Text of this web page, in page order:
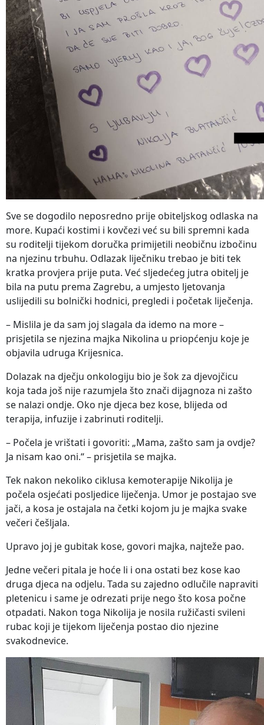
Sve se dogodilo neposredno prije obiteljskog odlaska na
more. Kupaći kostimi i kovčezi već su bili spremni kada
su roditelji tijekom doručka primijetili neobičnu izbočinu
na njezinu trbuhu. Odlazak liječniku trebao je biti tek
kratka provjera prije puta. Već sljedećeg jutra obitelj je
bila na putu prema Zagrebu, a umjesto ljetovanja
uslijedili su bolnički hodnici, pregledi i početak liječenja.
– Mislila je da sam joj slagala da idemo na more –
prisjetila se njezina majka Nikolina u priopćenju koje je
objavila udruga Krijesnica.
Dolazak na dječju onkologiju bio je šok za djevojčicu
koja tada još nije razumjela što znači dijagnoza ni zašto
se nalazi ondje. Oko nje djeca bez kose, blijeda od
terapija, infuzije i zabrinuti roditelji.
– Počela je vrištati i govoriti: „Mama, zašto sam ja ovdje?
Ja nisam kao oni.“ – prisjetila se majka.
Tek nakon nekoliko ciklusa kemoterapije Nikolija je
počela osjećati posljedice liječenja. Umor je postajao sve
jači, a kosa je ostajala na četki kojom ju je majka svake
večeri češljala.
Upravo joj je gubitak kose, govori majka, najteže pao.
Jedne večeri pitala je hoće li i ona ostati bez kose kao
druga djeca na odjelu. Tada su zajedno odlučile napraviti
pletenicu i same je odrezati prije nego što kosa počne
otpadati. Nakon toga Nikolija je nosila ružičasti svileni
rubac koji je tijekom liječenja postao dio njezine
svakodnevice.